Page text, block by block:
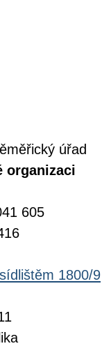
úřad
organizaci
605
1800/9